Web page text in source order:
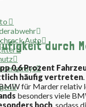
Auto durch
0,6 Prozent
häufig vertreten
für Marder relativ
besonders viele
hoch, sodass